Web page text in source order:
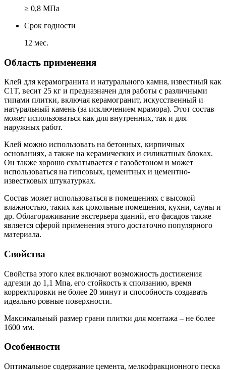
≥ 0,8 МПа
Срок годности
12 мес.
Область применения
Клей для керамогранита и натурального камня, известный как
C1T, весит 25 кг и предназначен для работы с различными
типами плитки, включая керамогранит, искусственный и
натуральный камень (за исключением мрамора). Этот состав
может использоваться как для внутренних, так и для
наружных работ.
Клей можно использовать на бетонных, кирпичных
основаниях, а также на керамических и силикатных блоках.
Он также хорошо схватывается с газобетоном и может
использоваться на гипсовых, цементных и цементно-
известковых штукатурках.
Состав может использоваться в помещениях с высокой
влажностью, таких как цокольные помещения, кухни, сауны и
др. Облагораживание экстерьера зданий, его фасадов также
является сферой применения этого достаточно популярного
материала.
Свойства
Свойства этого клея включают возможность достижения
адгезии до 1,1 Мпа, его стойкость к сползанию, время
корректировки не более 20 минут и способность создавать
идеально ровные поверхности.
Максимальный размер грани плитки для монтажа – не более
1600 мм.
Особенности
Оптимальное содержание цемента, мелкофракционного песка